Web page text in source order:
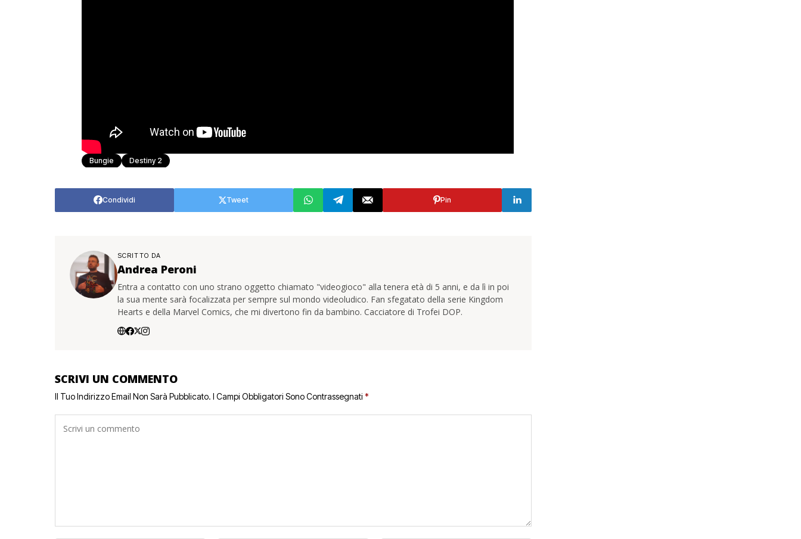
Bungie Destiny 2
Condividi Tweet Pin
SCRITTO DA
Andrea Peroni
Entra a contatto con uno strano oggetto chiamato "videogioco" alla tenera età di 5 anni, e da lì in poi
la sua mente sarà focalizzata per sempre sul mondo videoludico. Fan sfegatato della serie Kingdom
Hearts e della Marvel Comics, che mi divertono fin da bambino. Cacciatore di Trofei DOP.
SCRIVI UN COMMENTO
Il Tuo Indirizzo Email Non Sarà Pubblicato. I Campi Obbligatori Sono Contrassegnati *